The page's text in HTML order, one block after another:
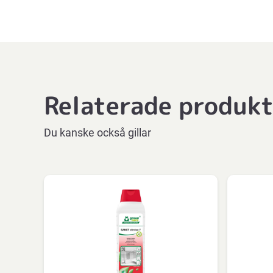
Relaterade
Du kanske också gillar